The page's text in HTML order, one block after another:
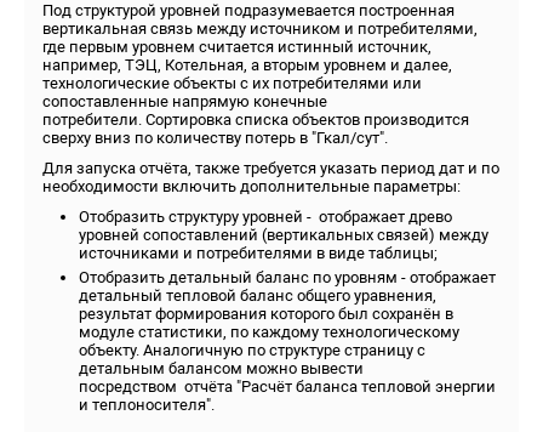
Под структурой уровней подразумевается построенная
вертикальная связь между источником и потребителями,
где первым уровнем считается истинный источник,
например, ТЭЦ, Котельная, а вторым уровнем и далее,
технологические объекты с их потребителями или
сопоставленные напрямую конечные
потребители. Сортировка списка объектов производится
сверху вниз по количеству потерь в "Гкал/сут".
Для запуска отчёта, также требуется указать период дат и по
необходимости включить дополнительные параметры:
Отобразить структуру уровней - отображает древо
уровней сопоставлений (вертикальных связей) между
источниками и потребителями в виде таблицы;
Отобразить детальный баланс по уровням - отображает
детальный тепловой баланс общего уравнения,
результат формирования которого был сохранён в
модуле статистики, по каждому технологическому
объекту. Аналогичную по структуре страницу с
детальным балансом можно вывести
посредством отчёта "Расчёт баланса тепловой энергии
и теплоносителя".